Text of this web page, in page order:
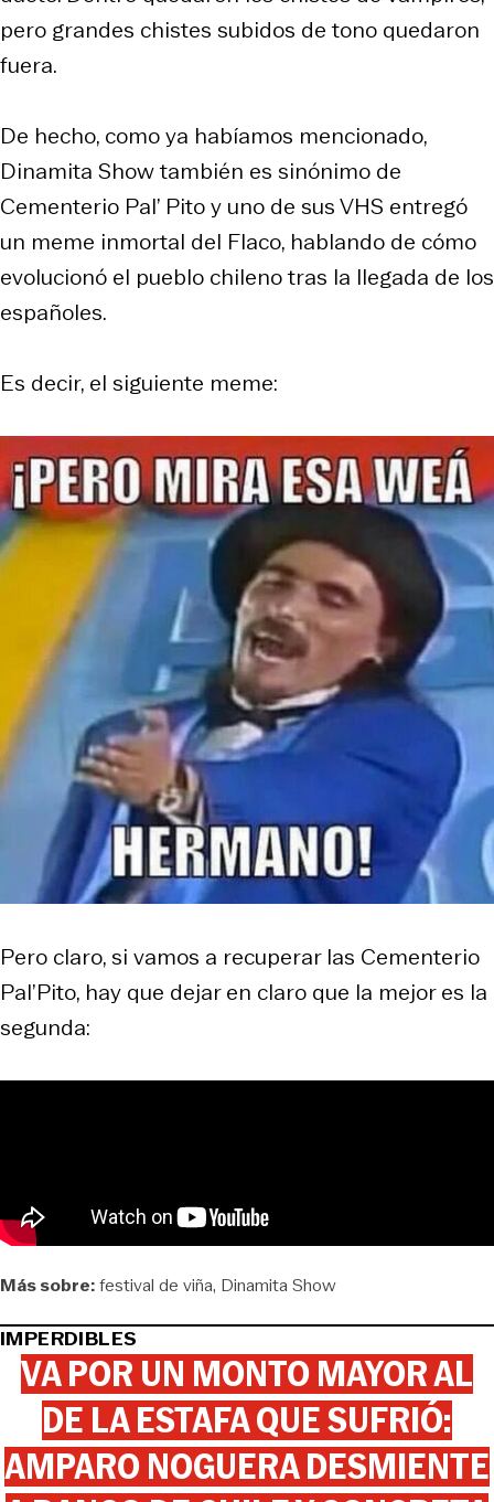
pero grandes chistes subidos de tono quedaron
fuera.
De hecho, como ya habíamos mencionado,
Dinamita Show también es sinónimo de
Cementerio Pal’ Pito y uno de sus VHS entregó
un meme inmortal del Flaco, hablando de cómo
evolucionó el pueblo chileno tras la llegada de los
españoles.
Es decir, el siguiente meme:
Pero claro, si vamos a recuperar las Cementerio
Pal’Pito, hay que dejar en claro que la mejor es la
segunda:
Más sobre:festival de viña Dinamita Show
IMPERDIBLES
VA POR UN MONTO MAYOR AL
DE LA ESTAFA QUE SUFRIÓ:
AMPARO NOGUERA DESMIENTE